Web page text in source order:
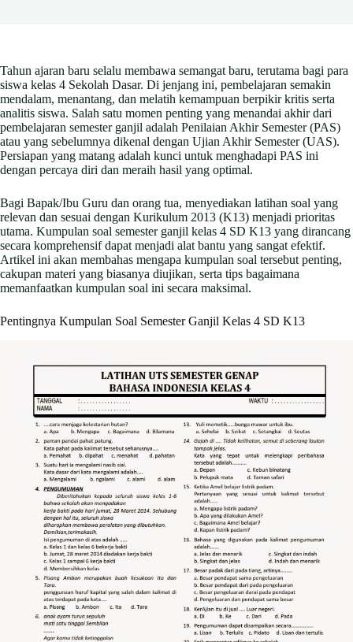
Tahun ajaran baru selalu membawa semangat baru, terutama bagi para
siswa kelas 4 Sekolah Dasar. Di jenjang ini, pembelajaran semakin
mendalam, menantang, dan melatih kemampuan berpikir kritis serta
analitis siswa. Salah satu momen penting yang menandai akhir dari
pembelajaran semester ganjil adalah Penilaian Akhir Semester (PAS)
atau yang sebelumnya dikenal dengan Ujian Akhir Semester (UAS).
Persiapan yang matang adalah kunci untuk menghadapi PAS ini
dengan percaya diri dan meraih hasil yang optimal.
Bagi Bapak/Ibu Guru dan orang tua, menyediakan latihan soal yang
relevan dan sesuai dengan Kurikulum 2013 (K13) menjadi prioritas
utama. Kumpulan soal semester ganjil kelas 4 SD K13 yang dirancang
secara komprehensif dapat menjadi alat bantu yang sangat efektif.
Artikel ini akan membahas mengapa kumpulan soal tersebut penting,
cakupan materi yang biasanya diujikan, serta tips bagaimana
memanfaatkan kumpulan soal ini secara maksimal.
Pentingnya Kumpulan Soal Semester Ganjil Kelas 4 SD K13